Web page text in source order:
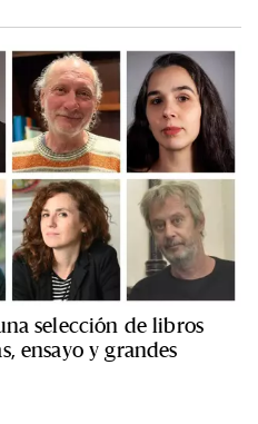
selección de libros
ensayo y grandes